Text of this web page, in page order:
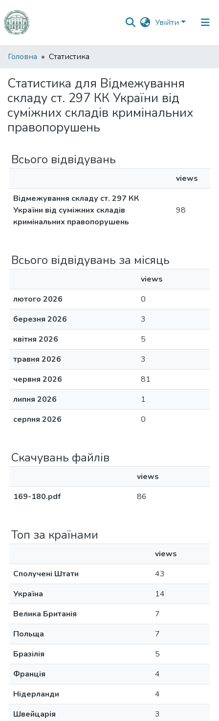
Увійти
Фонди
зібрання
Пошук за критеріями
Головна Статистика
Статистика для Відмежування
складу ст. 297 КК України від
суміжних складів кримінальних
правопорушень
Всього відвідувань
views
Відмежування складу ст. 297 КК
України від суміжних складів
кримінальних правопорушень
98
Всього відвідувань за місяць
views
лютого 2026
0
березня 2026
3
квітня 2026
5
травня 2026
3
червня 2026
81
липня 2026
1
серпня 2026
0
Скачувань файлів
views
169-180.pdf
86
Топ за країнами
views
Сполучені Штати
43
Україна
14
Велика Британія
7
Польща
7
Бразілія
5
Франція
4
Нідерланди
4
Швейцарія
3